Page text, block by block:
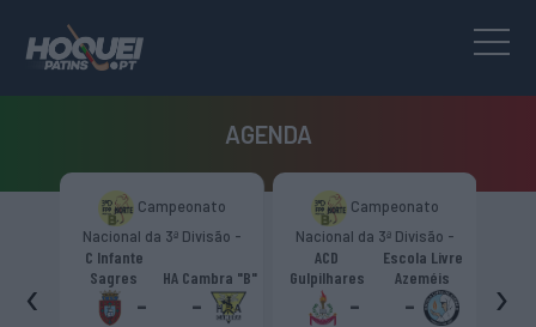
AGENDA
Campeonato
Nacional da 3ª Divisão -
Zona Norte “B”
C Infante
Sagres
-
HA Cambra "B"
-
Campeonato
Nacional da 3ª Divisão -
Zona Norte “B”
ACD
Gulpilhares
-
Escola Livre
Azeméis
-
‹ ›